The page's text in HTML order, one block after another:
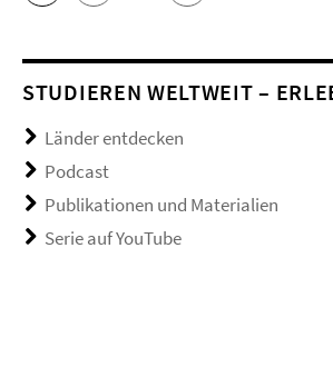
STUDIEREN WELTWEIT –
Länder entdecken
Podcast
Publikationen und Materialien
Serie auf YouTube